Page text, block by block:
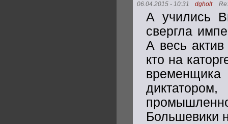
06.04.2015 - 10:31 dgholt
А учились
свергла
А весь
кто на
Большевики